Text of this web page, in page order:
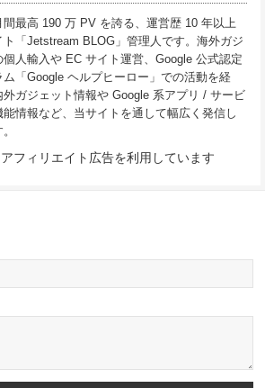
間最高 190 万 PV を誇る、運営歴 10 年以上
ト「Jetstream BLOG」管理人です。海外ガジ
個人輸入や EC サイト運営、Google 公式認定
ム「Google ヘルプヒーロー」での活動を経
外ガジェット情報や Google 系アプリ / サービ
能情報など、当サイトを通して幅広く発信し
フィリエイト広告を利用しています